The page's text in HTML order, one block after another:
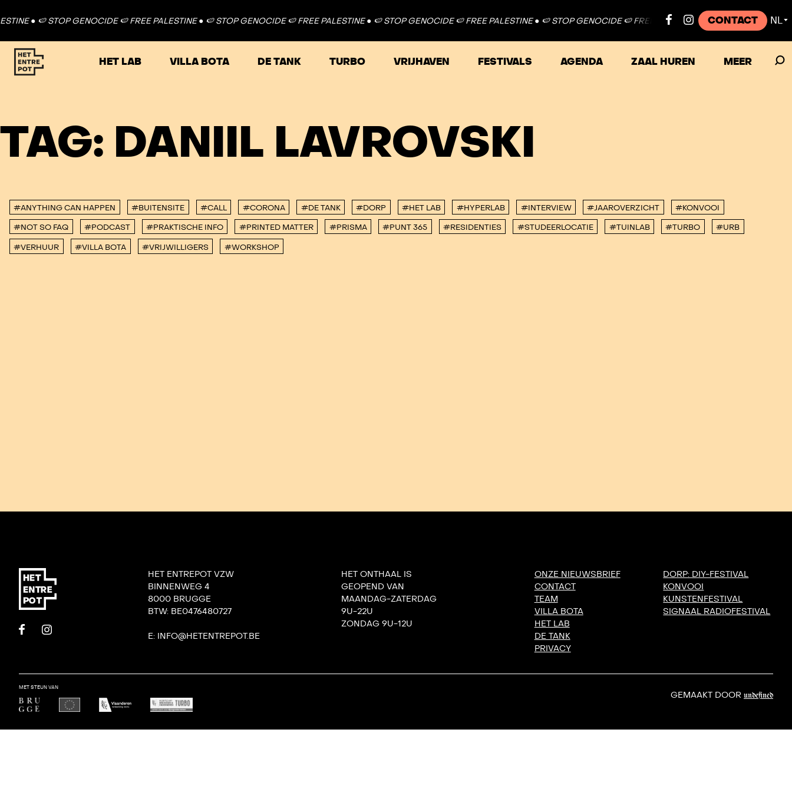
● 🍉 STOP GENOCIDE 🍉 FREE PALESTINE ● 🍉 STOP GENOCIDE 🍉 FREE PALESTINE ● 🍉 STOP GENOCIDE 🍉 FREE PALESTINE ● 🍉 STOP GENOCIDE 🍉 FREE PALESTINE ● 🍉 STOP GENOCIDE
CONTACT NL ▼
HET LAB VILLA BOTA DE TANK TURBO VRIJHAVEN FESTIVALS AGENDA ZAAL HUREN MEER
TAG: DANIIL LAVROVSKI
#ANYTHING CAN HAPPEN #BUITENSITE #CALL #CORONA #DE TANK #DORP #HET LAB #HYPERLAB #INTERVIEW #JAAROVERZICHT #KONVOOI
#NOT SO FAQ #PODCAST #PRAKTISCHE INFO #PRINTED MATTER #PRISMA #PUNT 365 #RESIDENTIES #STUDEERLOCATIE #TUINLAB #TURBO #URB
#VERHUUR #VILLA BOTA #VRIJWILLIGERS #WORKSHOP
HET ENTREPOT VZW
BINNENWEG 4
8000 BRUGGE
BTW: BE0476480727
E: INFO@HETENTREPOT.BE
HET ONTHAAL IS
GEOPEND VAN
MAANDAG-ZATERDAG
9U-22U
ZONDAG 9U-12U
ONZE NIEUWSBRIEF
CONTACT
TEAM
VILLA BOTA
HET LAB
DE TANK
PRIVACY
DORP: DIY-FESTIVAL
KONVOOI
KUNSTENFESTIVAL
SIGNAAL RADIOFESTIVAL
MET STEUN VAN
GEMAAKT DOOR undefined